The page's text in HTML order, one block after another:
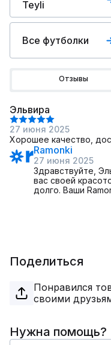
Teyli
Все футболки
Отзывы
Эльвира
27 июня 2025
Хорошее качество,
Ramonki
27 июня 2025
Здравствуйте,
вас своей
долго. Ваши
Поделиться
Понравился
своими
Нужна помощь?